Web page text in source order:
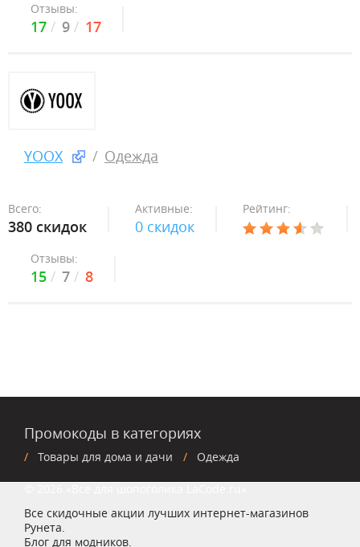
Отзывы:
17 9 17
YOOX Одежда
Всего:
380 скидок
Активные:
0 скидок
Рейтинг:
Отзывы:
15 7 8
Промокоды в категориях
Товары для дома и дачи Одежда
Все скидочные акции лучших интернет-магазинов
Рунета.
Блог для модников.